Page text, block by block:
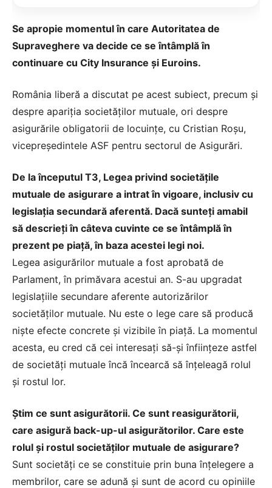
Se apropie momentul în care Autoritatea de
Supraveghere va decide ce se întâmplă în
continuare cu City Insurance şi Euroins.
România liberă a discutat pe acest subiect, precum şi
despre apariţia societăţilor mutuale, ori despre
asigurările obligatorii de locuinţe, cu Cristian Roşu,
vicepreşedintele ASF pentru sectorul de Asigurări.
De la începutul T3, Legea privind societăţile
mutuale de asigurare a intrat în vigoare, inclusiv cu
legislaţia secundară aferentă. Dacă sunteţi amabil
să descrieţi în câteva cuvinte ce se întâmplă în
prezent pe piaţă, în baza acestei legi noi.
Legea asigurărilor mutuale a fost aprobată de
Parlament, în primăvara acestui an. S-au upgradat
legislaţiile secundare aferente autorizărilor
societăţilor mutuale. Nu este o lege care să producă
nişte efecte concrete şi vizibile în piaţă. La momentul
acesta, eu cred că cei interesaţi să-şi înfiinţeze astfel
de societăţi mutuale încă încearcă să înţeleagă rolul
şi rostul lor.
Ştim ce sunt asigurătorii. Ce sunt reasigurătorii,
care asigură back-up-ul asigurătorilor. Care este
rolul şi rostul societăţilor mutuale de asigurare?
Sunt societăţi ce se constituie prin buna înţelegere a
membrilor, care se adună şi sunt de acord cu opiniile